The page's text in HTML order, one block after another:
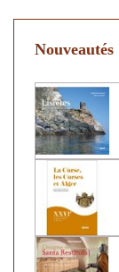
Nouveautés